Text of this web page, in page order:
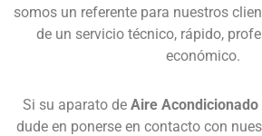
somos un referente para nuestros
de un servicio técnico, rápido,
económico.
Si su aparato de Aire Acondicionado
dude en ponerse en contacto con